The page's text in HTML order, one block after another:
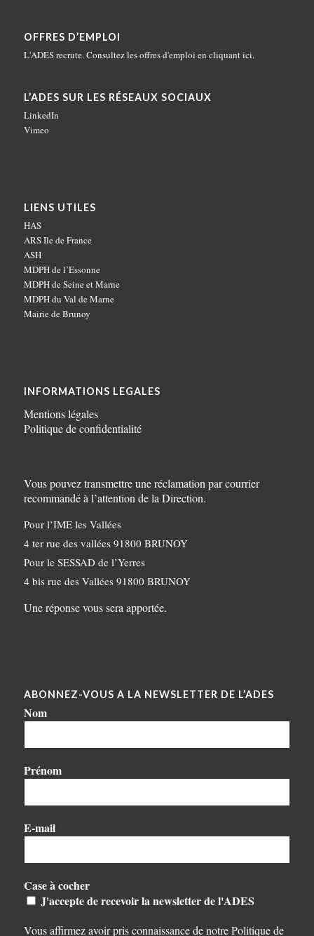
OFFRES D’EMPLOI
L'ADES recrute. Consultez les offres d'emploi en cliquant ici.
L’ADES SUR LES RÉSEAUX SOCIAUX
LinkedIn
Vimeo
LIENS UTILES
HAS
ARS Ile de France
ASH
MDPH de l’Essonne
MDPH de Seine et Marne
MDPH du Val de Marne
Mairie de Brunoy
INFORMATIONS LEGALES
Mentions légales
Politique de confidentialité
Vous pouvez transmettre une réclamation par courrier
recommandé à l’attention de la Direction.
Pour l’IME les Vallées
4 ter rue des vallées 91800 BRUNOY
Pour le SESSAD de l’Yerres
4 bis rue des Vallées 91800 BRUNOY
Une réponse vous sera apportée.
ABONNEZ-VOUS A LA NEWSLETTER DE L’ADES
Nom
Prénom
E-mail
Case à cocher
J'accepte de recevoir la newsletter de l'ADES
Vous affirmez avoir pris connaissance de notrePolitique de